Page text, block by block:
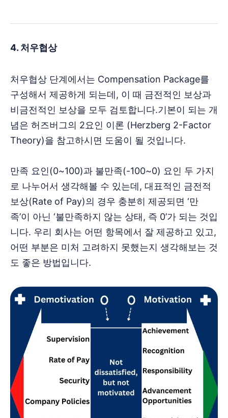
4. 처우협상
처우협상 단계에서는 Compensation Package를
구성해서 제공하게 되는데, 이 때 금전적인 보상과
비금전적인 보상을 모두 검토합니다.기본이 되는 개
념은 허즈버그의 2요인 이론 (Herzberg 2-Factor
Theory)을 참고하시면 도움이 될 것입니다.
만족 요인(0~100)과 불만족(-100~0) 요인 두 가지
로 나누어서 생각해볼 수 있는데, 대표적인 금전적
보상(Rate of Pay)의 경우 충분히 제공되면 ‘만
족’이 아닌 ‘불만족하지 않는 상태, 즉 0’가 되는 것입
니다. 우리 회사는 어떤 항목에서 잘 제공하고 있고,
어떤 부분은 미처 고려하지 못했는지 생각해보는 것
도 좋은 방법입니다.